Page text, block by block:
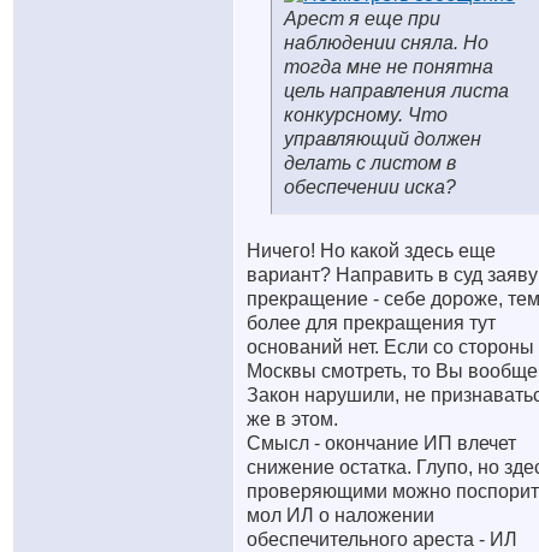
Арест я еще при
наблюдении сняла. Но
тогда мне не понятна
цель направления листа
конкурсному. Что
управляющий должен
делать с листом в
обеспечении иска?
Ничего! Но какой здесь еще
вариант? Направить в суд
прекращение - себе дороже, тем
более для прекращения тут
оснований нет. Если со
Москвы смотреть, то Вы вообще
Закон нарушили, не
же в этом.
Смысл - окончание ИП влечет
снижение остатка. Глупо, но
проверяющими можно
мол ИЛ о наложении
обеспечительного ареста - ИЛ